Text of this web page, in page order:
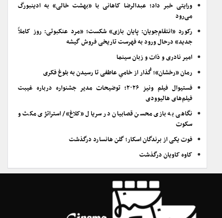
ورایتی خبر داد؛ عبدالرضا کاهانی با «بهشت خالی» به ادینبورگ
می‌رود
رکورد «انتقام‌جویان: پایان بازی» شکست؛ «مرد عنکبوتی: روز کاملاً
جدید» درحال ورود به فهرست تاریخی فروش گیشه
امیر نادری و ذات و زبان سینما
رمان «رخشان»؛ گُذار از خامیِ عاطفی تا رسیدن به بلوغ فکری
فستیوال فیلم ونیز ۲۰۲۶؛ توضیحات مدیر جشنواره درباره غیبت
فیلم‌های هالیوودی
نگاهی به بازی محسن قصابیان در سریال «کلاغ»/ استراتژی مکث و
سکوت
فوت یکی از برندگان اسکار؛ گلن هانسارد درگذشت
کاوه کاویان درگذشت